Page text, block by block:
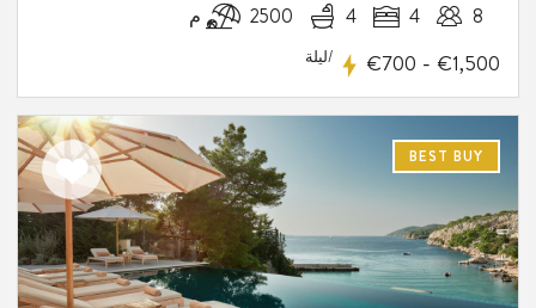
8
4
4 2500 م
€700 - €1,500 /ليلة
اضف
الى
المفضلة
BEST BUY